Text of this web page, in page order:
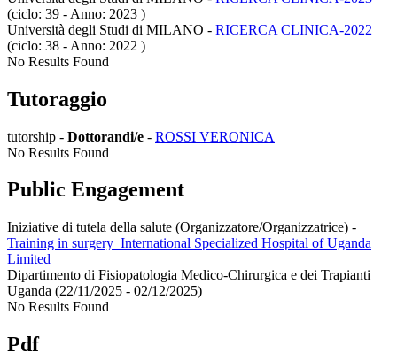
(ciclo: 39 - Anno: 2023 )
Università degli Studi di MILANO - RICERCA CLINICA-2022
(ciclo: 38 - Anno: 2022 )
No Results Found
Tutoraggio
tutorship - Dottorandi/e - ROSSI VERONICA
No Results Found
Public Engagement
Iniziative di tutela della salute (Organizzatore/Organizzatrice) -
Training in surgery_International Specialized Hospital of Uganda
Limited
Dipartimento di Fisiopatologia Medico-Chirurgica e dei Trapianti
Uganda (22/11/2025 - 02/12/2025)
No Results Found
Pdf